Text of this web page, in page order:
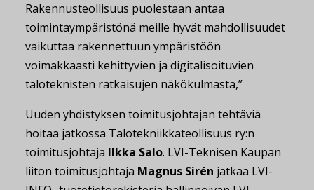
Rakennusteollisuus puolestaan antaa
toimintaympäristönä meille hyvät mahdollisuudet
vaikuttaa rakennettuun ympäristöön
voimakkaasti kehittyvien ja digitalisoituvien
taloteknisten ratkaisujen näkökulmasta,”
Uuden yhdistyksen toimitusjohtajan tehtäviä
hoitaa jatkossa Talotekniikkateollisuus ry:n
toimitusjohtaja Ilkka Salo. LVI-Teknisen Kaupan
liiton toimitusjohtaja Magnus Sirén jatkaa LVI-